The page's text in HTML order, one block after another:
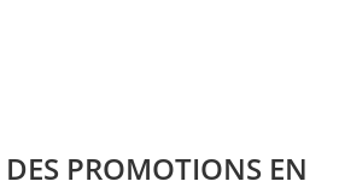
DES PROMOTIONS EN